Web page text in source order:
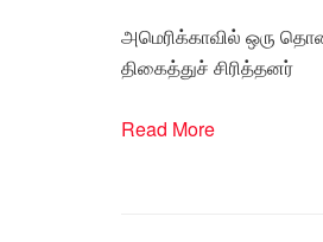
அமெரிக்காவில் ஒரு
திகைத்துச் சிரித்தனர்
Read More